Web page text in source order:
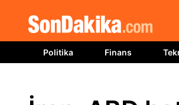
Politika Finans